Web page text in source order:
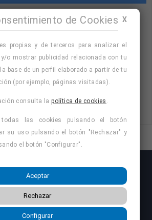
prácticas en empresas:
formativa disponible.
con descuento!"
nuestro listado de cursos
X
de Cookies
propias y de terceros para analizar el
o mostrar publicidad relacionada con tu
base de un perfil elaborado a partir de tu
(por ejemplo, páginas visitadas).
consulta lapolítica de cookies
todas las cookies pulsando el botón
su uso pulsando el botón "Rechazar" y
el botón "Configurar".
Aceptar
Rechazar
Configurar